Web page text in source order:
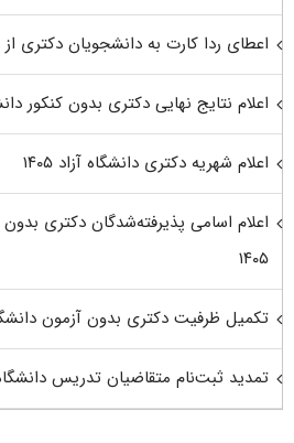
اعطای ردا کارت به دانشجویان دکتری از مهر
اعلام نتایج نهایی دکتری بدون کنکور
اعلام شهریه دکتری دانشگاه آزاد ۱۴۰۵
اعلام اسامی پذیرفته‌شدگان دکتری
۱۴۰۵
تکمیل ظرفیت دکتری بدون آزمون دانشگاه
تمدید ثبت‌نام متقاضیان تدریس دانشگاه